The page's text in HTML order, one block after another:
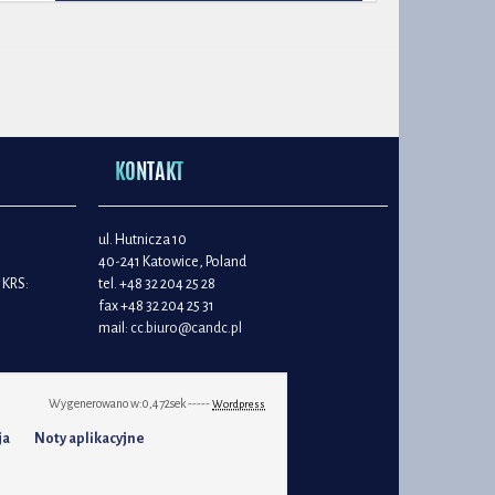
KONTAKT
ul. Hutnicza 10
40-241 Katowice, Poland
tel. +48 32 204 25 28
fax +48 32 204 25 31
mail: cc.biuro@candc.pl
Wordpress
sek -----
0,472
Wygenerowano w:
Noty aplikacyjne